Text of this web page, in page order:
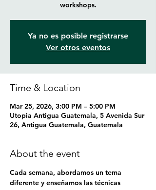
workshops.
Ya no es posible registrarse
Ver otros eventos
Time & Location
Mar 25, 2026, 3:00 PM – 5:00 PM
Utopia Antigua Guatemala, 5 Avenida Sur
26, Antigua Guatemala, Guatemala
About the event
Cada semana, abordamos un tema
diferente y enseñamos las técnicas